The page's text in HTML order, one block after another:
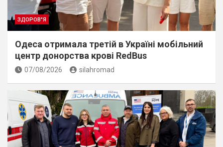
ЗДОРОВ"Я
Одеса отримала третій в Україні мобільний
центр донорства крові RedBus
07/08/2026 silahromad